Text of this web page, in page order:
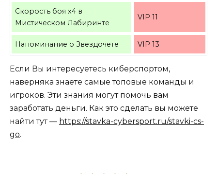
Скорость боя х4 в
Мистическом Лабиринте
VIP 11
Напоминание о Звездочете VIP 13
Если Вы интересуетесь киберспортом,
наверняка знаете самые топовые команды и
игроков. Эти знания могут помочь вам
заработать деньги. Как это сделать вы можете
найти тут — https://stavka-cybersport.ru/stavki-cs-
go.